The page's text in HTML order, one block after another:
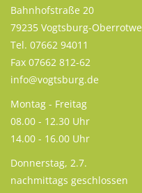
Bahnhofstraße 20
79235 Vogtsburg-
Tel. 07662 94011
Fax 07662 812-62
info@vogtsburg.de
Montag - Freitag
08.00 - 12.30 Uhr
14.00 - 16.00 Uhr
Donnerstag, 2.7.
nachmittags geschlossen